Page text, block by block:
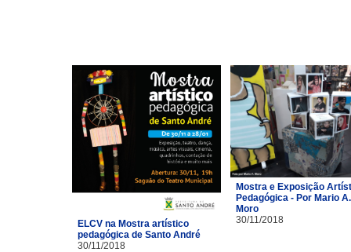
ELCV na Mostra artístico
pedagógica de Santo André
30/11/2018
Mostra e Exposição
Pedagógica - Por Mario A.
Moro
30/11/2018